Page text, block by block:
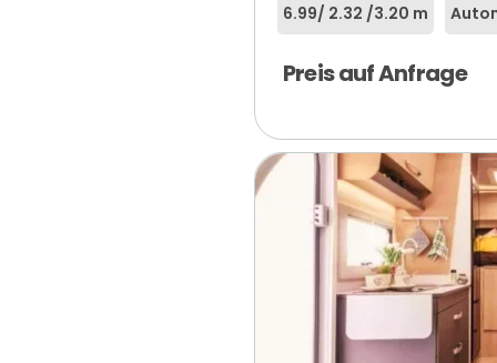
6.99/ 2.32 /3.20 m
Preis auf Anfrage